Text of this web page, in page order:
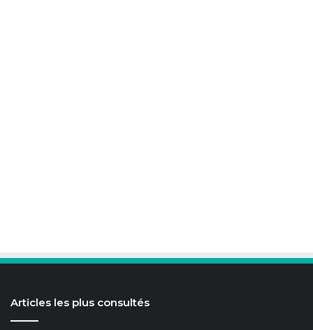
Articles les plus consultés